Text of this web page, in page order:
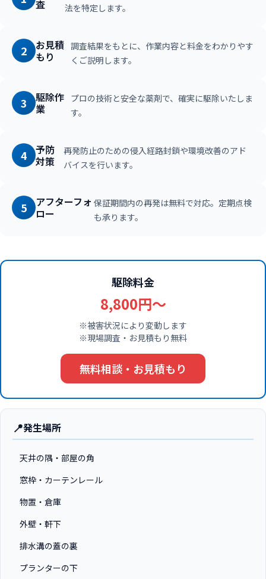
査
法を特定します。
2
お見積
もり
調査結果をもとに、作業内容と料金をわかりやす
くご説明します。
3
駆除作
業
プロの技術と安全な薬剤で、確実に駆除いたしま
す。
4
予防
対策
再発防止のための侵入経路封鎖や環境改善のアド
バイスを行います。
5
アフターフォ
ロー
保証期間内の再発は無料で対応。定期点検
も承ります。
駆除料金
8,800円〜
※被害状況により変動します
※現場調査・お見積もり無料
無料相談・お見積もり
📍発生場所
天井の隅・部屋の角
窓枠・カーテンレール
物置・倉庫
外壁・軒下
排水溝の蓋の裏
プランターの下